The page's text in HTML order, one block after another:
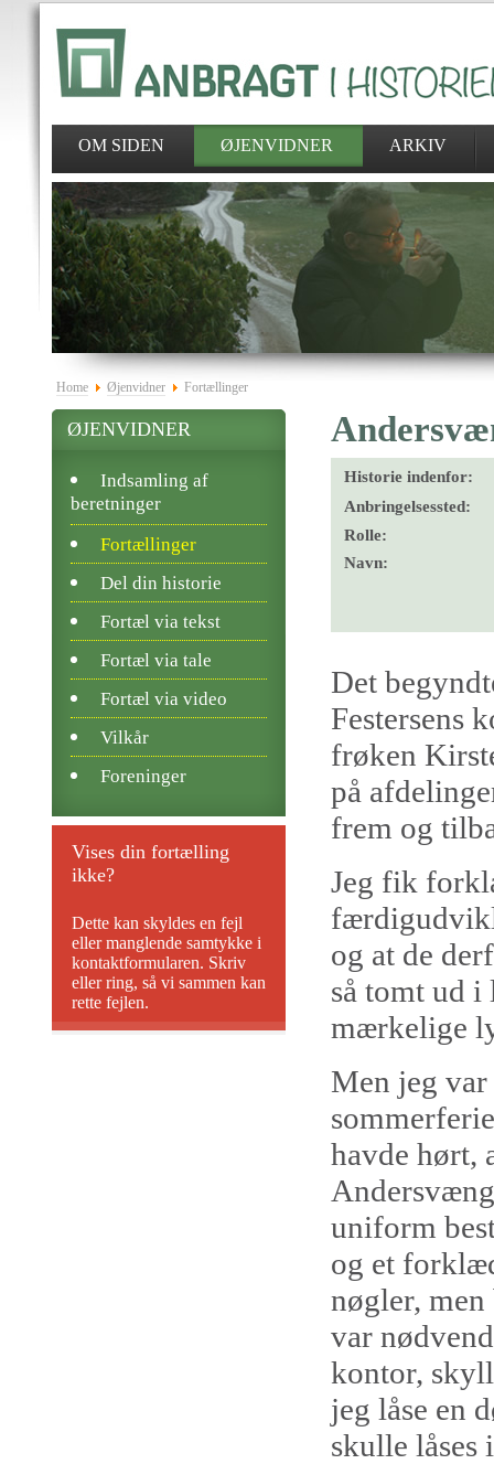
OM SIDEN ØJENVIDNER ARKIV
Home Øjenvidner Fortællinger
Historie indenfor:
Anbringelsessted:
Rolle:
Navn:
Det
Festersens
frøken
på
frem og
Jeg fik
og at de
så tomt ud i
mærkelige
Men jeg
havde hørt,
uniform
og et
nøgler,
var
kontor,
jeg låse en
skulle låses
ØJENVIDNER
Indsamling af
beretninger
Fortællinger
Del din historie
Fortæl via tekst
Fortæl via tale
Fortæl via video
Vilkår
Foreninger
Vises din fortælling
ikke?
Dette kan skyldes en fejl
eller manglende samtykke i
kontaktformularen. Skriv
eller ring, så vi sammen kan
rette fejlen.